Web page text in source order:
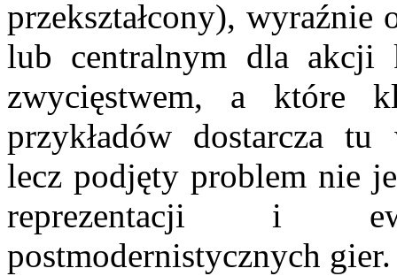
przekształcony), wyraźnie
lub centralnym dla akcji
zwycięstwem, a które
przykładów dostarcza
lecz podjęty problem nie
reprezentacji i
postmodernistycznych gier.